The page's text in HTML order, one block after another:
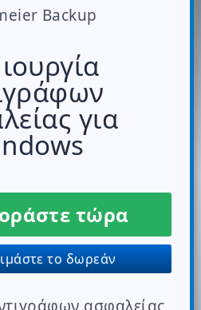
Backup
για
τώρα
το δωρεάν